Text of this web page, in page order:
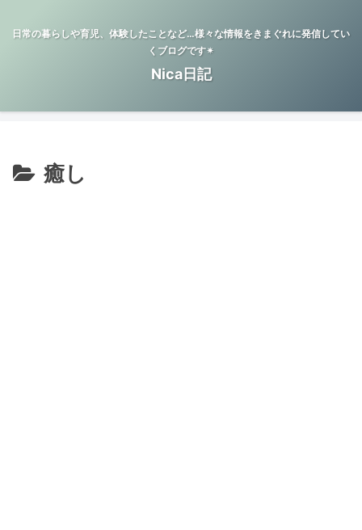
日常の暮らしや育児、体験したことなど…様々な情報をきまぐれに発信してい
くブログです✴︎
Nica日記
癒し